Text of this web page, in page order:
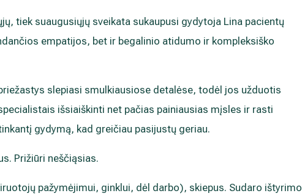
tiek suaugusiųjų sveikata sukaupusi gydytoja Lina pacientų
empatijos, bet ir begalinio atidumo ir kompleksiško
slepiasi smulkiausiose detalėse, todėl jos užduotis
išsiaiškinti net pačias painiausias mįsles ir rasti
gydymą, kad greičiau pasijustų geriau.
Prižiūri neščiąsias.
pažymėjimui, ginklui, dėl darbo), skiepus. Sudaro ištyrimo